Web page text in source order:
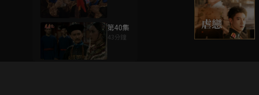
第40集
43分鐘